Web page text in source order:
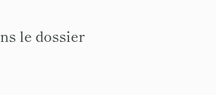
le dossier